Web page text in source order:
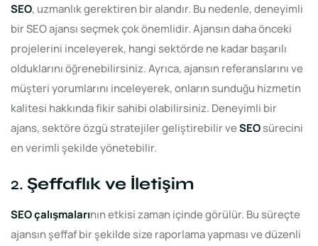
SEO, uzmanlık gerektiren bir alandır. Bu nedenle, deneyimli
bir SEO ajansı seçmek çok önemlidir. Ajansın daha önceki
projelerini inceleyerek, hangi sektörde ne kadar başarılı
olduklarını öğrenebilirsiniz. Ayrıca, ajansın referanslarını ve
müşteri yorumlarını inceleyerek, onların sunduğu hizmetin
kalitesi hakkında fikir sahibi olabilirsiniz. Deneyimli bir
ajans, sektöre özgü stratejiler geliştirebilir veSEOsürecini
en verimli şekilde yönetebilir.
2. Şeffaflık ve İletişim
SEO çalışmalarının etkisi zaman içinde görülür. Bu süreçte
ajansın şeffaf bir şekilde size raporlama yapması ve düzenli